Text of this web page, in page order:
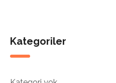
Kategoriler